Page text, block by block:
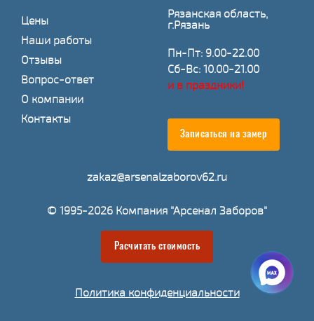
Цены
Наши работы
Отзывы
Вопрос-ответ
О компании
Контакты
Рязанская область,
г.Рязань
Пн-Пт: 9.00-22.00
Сб-Вс: 10.00-21.00
и в праздники!
Записаться на замер
zakaz@arsenalzaborov62.ru
© 1995-2026 Компания "Арсенал Заборов"
Расчитать стоимость
Политика конфиденциальности